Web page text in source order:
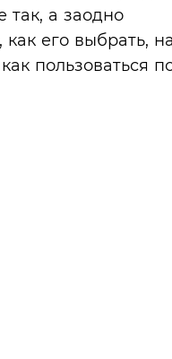
так, а заодно
его выбрать, на
пользоваться